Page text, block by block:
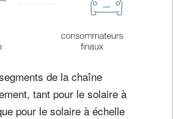
de la chaîne
tant pour le solaire à
pour le solaire à échelle